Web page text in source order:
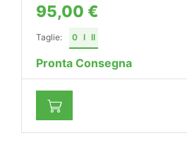
95,00 €
Taglie: 0 I II
Pronta Consegna